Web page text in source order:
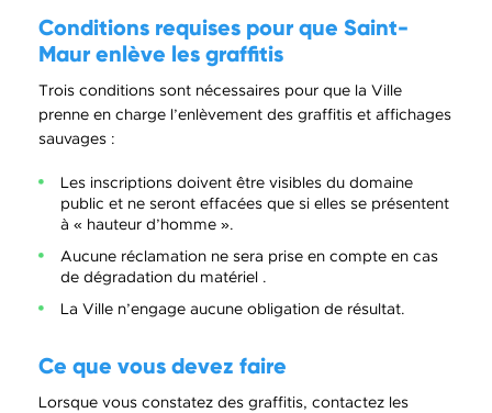
Conditions requises pour que Saint-
Maur enlève les graffitis
Trois conditions sont nécessaires pour que la Ville
prenne en charge l’enlèvement des graffitis et affichages
sauvages :
Les inscriptions doivent être visibles du domaine
public et ne seront effacées que si elles se présentent
à « hauteur d’homme ».
Aucune réclamation ne sera prise en compte en cas
de dégradation du matériel .
La Ville n’engage aucune obligation de résultat.
Ce que vous devez faire
Lorsque vous constatez des graffitis, contactez les